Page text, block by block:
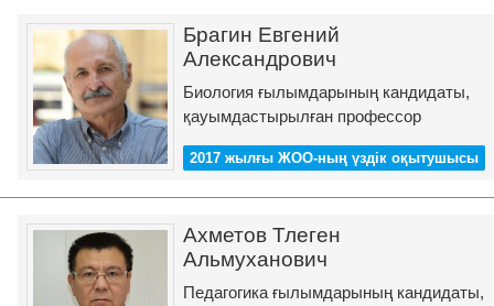
Брагин Евгений
Александрович
Биология ғылымдарының кандидаты,
қауымдастырылған профессор
2017 жылғы ЖОО-ның үздік оқытушысы
Ахметов Тлеген
Альмуханович
Педагогика ғылымдарының кандидаты,